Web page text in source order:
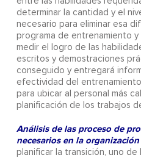
determinar la cantidad y el
necesario para eliminar esa
programa de entrenamiento
medir el logro de las
escritos y demostraciones
conseguido y entregará
efectividad del
para ubicar al personal más
planificación de los trabajos
Análisis de las proceso de
necesarios en la organización
planificar la transición, uno